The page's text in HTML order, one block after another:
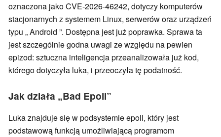
oznaczona jako CVE-2026-46242, dotyczy komputerów
stacjonarnych z systemem Linux, serwerów oraz urządzeń
typu „ Android ”. Dostępna jest już poprawka. Sprawa ta
jest szczególnie godna uwagi ze względu na pewien
epizod: sztuczna inteligencja przeanalizowała już kod,
którego dotyczyła luka, i przeoczyła tę podatność.
Jak działa „Bad Epoll”
Luka znajduje się w podsystemie epoll, który jest
podstawową funkcją umożliwiającą programom